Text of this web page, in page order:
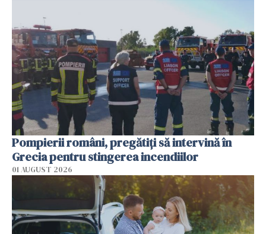
Pompierii români, pregătiţi să intervină în
Grecia pentru stingerea incendiilor
01 AUGUST 2026